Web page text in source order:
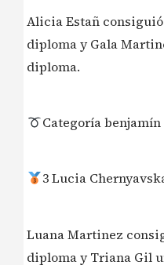
Alicia Estañ
diploma y Gala
diploma.
Categoría benjamín
3 Lucia
Luana Martinez
diploma y Triana Gil